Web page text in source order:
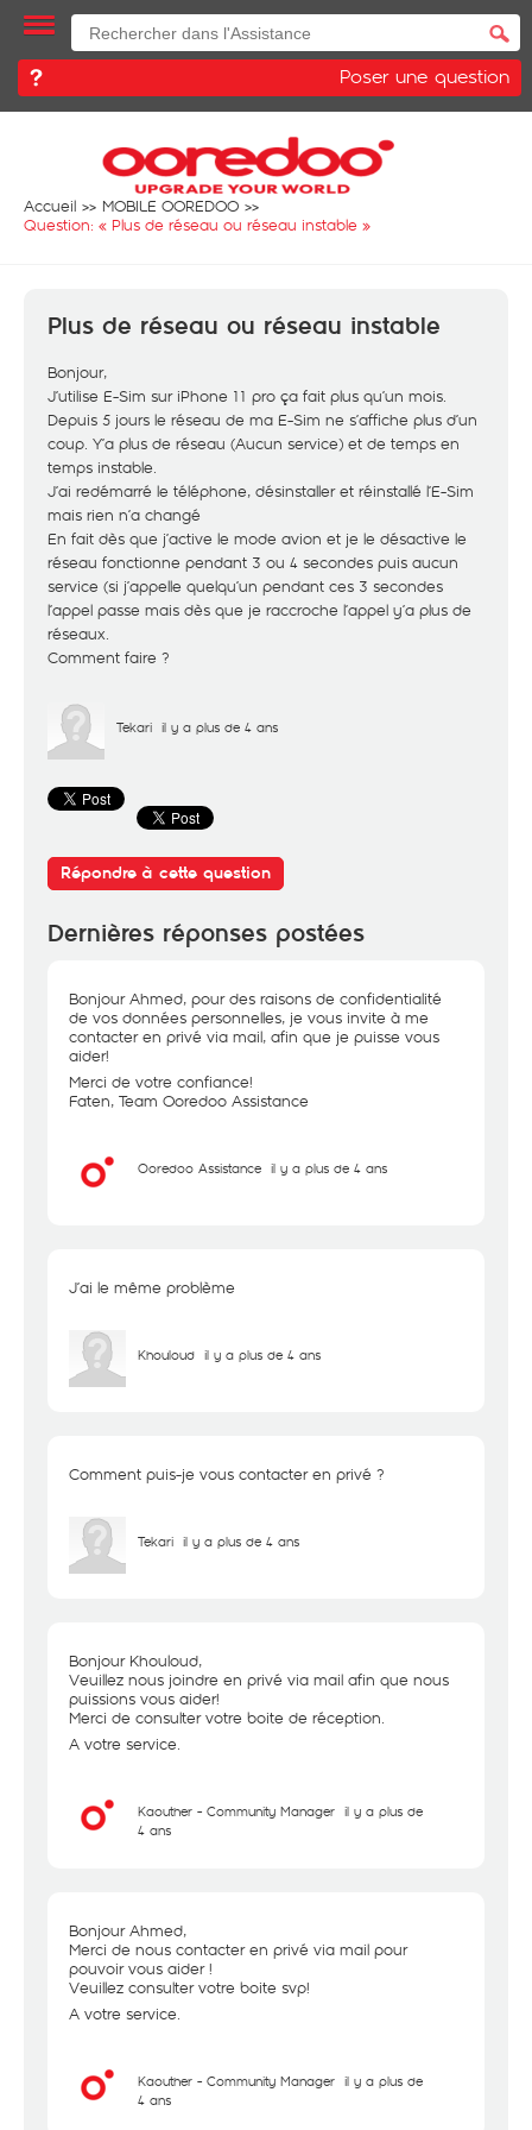
Poser une question
Accueil
MOBILE OOREDOO
Question: « Plus de réseau ou réseau instable »
Plus de réseau ou réseau instable
Bonjour,
J’utilise E-Sim sur iPhone 11 pro ça fait plus qu’un mois.
Depuis 5 jours le réseau de ma E-Sim ne s’affiche plus d’un
coup. Y’a plus de réseau (Aucun service) et de temps en
temps instable.
J’ai redémarré le téléphone, désinstaller et réinstallé l’E-Sim
mais rien n’a changé
En fait dès que j’active le mode avion et je le désactive le
réseau fonctionne pendant 3 ou 4 secondes puis aucun
service (si j’appelle quelqu’un pendant ces 3 secondes
l’appel passe mais dès que je raccroche l’appel y’a plus de
réseaux.
Comment faire ?
Tekari il y a plus de 4 ans
Répondre à cette question
Dernières réponses postées
Bonjour Ahmed, pour des raisons de confidentialité
de vos données personnelles, je vous invite à me
contacter en privé via mail, afin que je puisse vous
aider!
Merci de votre confiance!
Faten, Team Ooredoo Assistance
Ooredoo Assistance il y a plus de 4 ans
J’ai le même problème
Khouloud il y a plus de 4 ans
Comment puis-je vous contacter en privé ?
Tekari il y a plus de 4 ans
Bonjour Khouloud,
Veuillez nous joindre en privé via mail afin que nous
puissions vous aider!
Merci de consulter votre boite de réception.
A votre service.
Kaouther - Community Manager il y a plus de
4 ans
Bonjour Ahmed,
Merci de nous contacter en privé via mail pour
pouvoir vous aider !
Veuillez consulter votre boite svp!
A votre service.
Kaouther - Community Manager il y a plus de
4 ans